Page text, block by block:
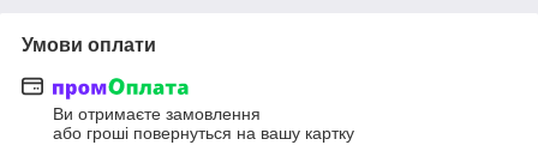
Умови оплати
Ви отримаєте замовлення
або гроші повернуться на вашу картку